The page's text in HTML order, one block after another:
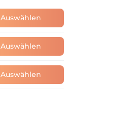
Auswählen
Auswählen
Auswählen